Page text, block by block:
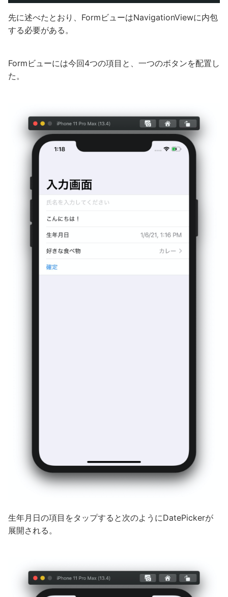
先に述べたとおり、FormビューはNavigationViewに内包
する必要がある。
Formビューには今回4つの項目と、一つのボタンを配置し
た。
生年月日の項目をタップすると次のようにDatePickerが
展開される。